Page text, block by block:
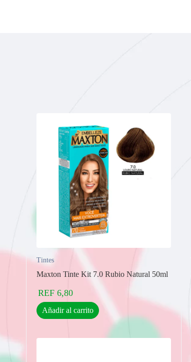
Tintes
Maxton Tinte Kit 7.0 Rubio Natural 50ml
REF 6,80
Añadir al carrito